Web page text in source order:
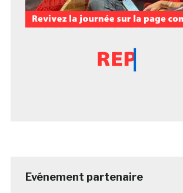
Evénement partenaire